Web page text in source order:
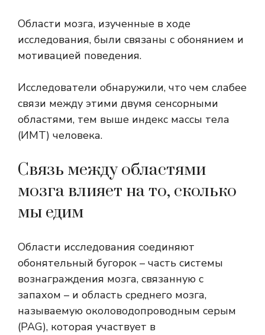
Области мозга, изученные в ходе
исследования, были связаны с обонянием и
мотивацией поведения.
Исследователи обнаружили, что чем слабее
связи между этими двумя сенсорными
областями, тем выше индекс массы тела
(ИМТ) человека.
Связь между областями
мозга влияет на то, сколько
мы едим
Области исследования соединяют
обонятельный бугорок – часть системы
вознаграждения мозга, связанную с
запахом – и область среднего мозга,
называемую околоводопроводным серым
(PAG), которая участвует в